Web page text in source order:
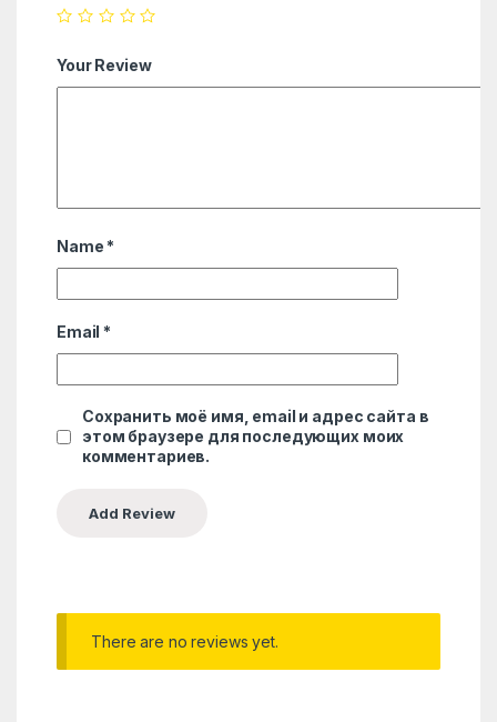
Your Review
Name *
Email *
Сохранить моё имя, email и адрес сайта в
этом браузере для последующих моих
комментариев.
There are no reviews yet.